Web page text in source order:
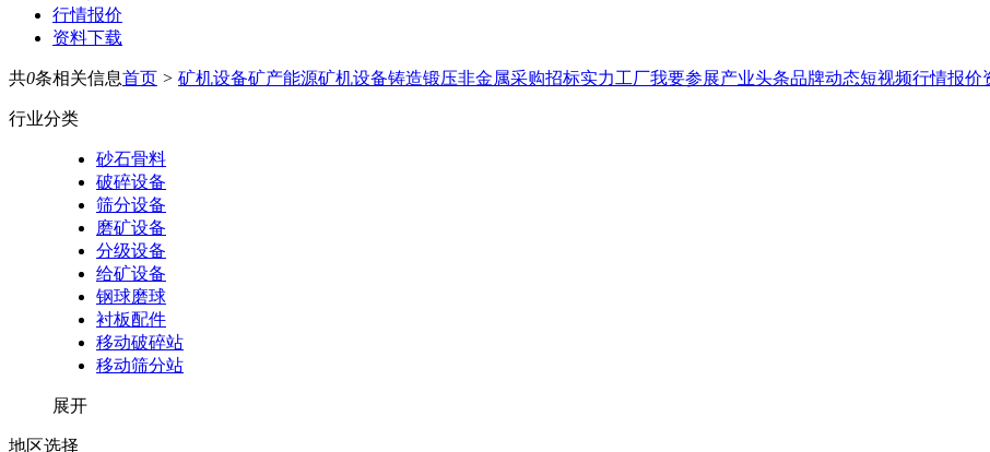
行情报价
资料下载
共0条相关信息首页 > 矿机设备矿产能源矿机设备铸造锻压非金属采购招标实力工厂我要参展产业头条品牌动态短视频行情报价
行业分类
砂石骨料
破碎设备
筛分设备
磨矿设备
分级设备
给矿设备
钢球磨球
衬板配件
移动破碎站
移动筛分站
展开
地区选择